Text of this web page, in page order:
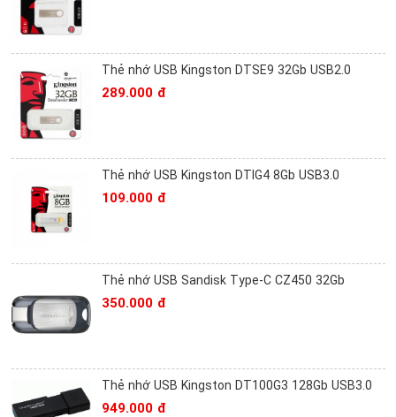
Thẻ nhớ USB Kingston DTSE9 32Gb USB2.0
289.000 đ
Thẻ nhớ USB Kingston DTIG4 8Gb USB3.0
109.000 đ
Thẻ nhớ USB Sandisk Type-C CZ450 32Gb
350.000 đ
Thẻ nhớ USB Kingston DT100G3 128Gb USB3.0
949.000 đ